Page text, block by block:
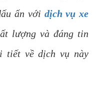
ấn với dịch vụ xe
lượng và đáng tin
tiết về dịch vụ này